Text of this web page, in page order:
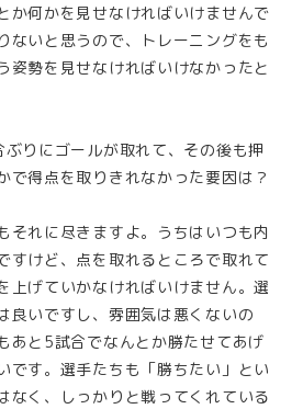
か何かを見せなければいけませんで
ないと思うので、トレーニングをも
姿勢を見せなければいけなかったと
りにゴールが取れて、その後も押
で得点を取りきれなかった要因は？
それに尽きますよ。うちはいつも内
すけど、点を取れるところで取れて
上げていかなければいけません。選
良いですし、雰囲気は悪くないの
あと5試合でなんとか勝たせてあげ
です。選手たちも「勝ちたい」とい
なく、しっかりと戦ってくれている